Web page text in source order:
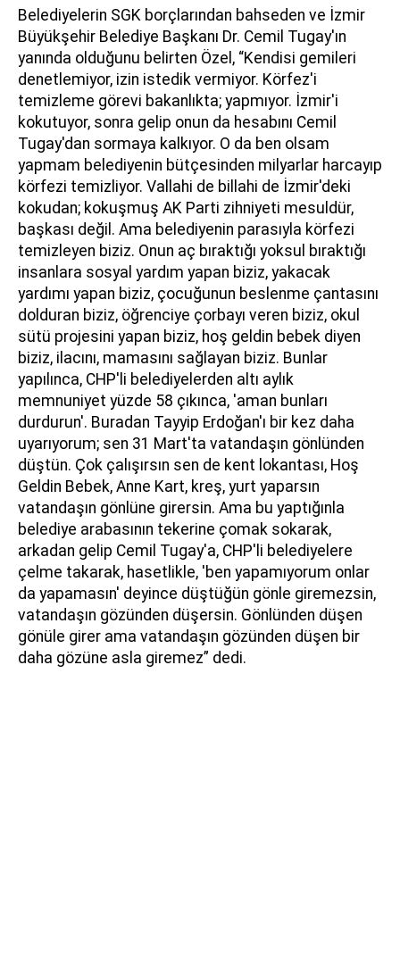
Belediyelerin SGK borçlarından bahseden ve İzmir
Büyükşehir Belediye Başkanı Dr. Cemil Tugay'ın
yanında olduğunu belirten Özel, “Kendisi gemileri
denetlemiyor, izin istedik vermiyor. Körfez'i
temizleme görevi bakanlıkta; yapmıyor. İzmir'i
kokutuyor, sonra gelip onun da hesabını Cemil
Tugay'dan sormaya kalkıyor. O da ben olsam
yapmam belediyenin bütçesinden milyarlar harcayıp
körfezi temizliyor. Vallahi de billahi de İzmir'deki
kokudan; kokuşmuş AK Parti zihniyeti mesuldür,
başkası değil. Ama belediyenin parasıyla körfezi
temizleyen biziz. Onun aç bıraktığı yoksul bıraktığı
insanlara sosyal yardım yapan biziz, yakacak
yardımı yapan biziz, çocuğunun beslenme çantasını
dolduran biziz, öğrenciye çorbayı veren biziz, okul
sütü projesini yapan biziz, hoş geldin bebek diyen
biziz, ilacını, mamasını sağlayan biziz. Bunlar
yapılınca, CHP'li belediyelerden altı aylık
memnuniyet yüzde 58 çıkınca, 'aman bunları
durdurun'. Buradan Tayyip Erdoğan'ı bir kez daha
uyarıyorum; sen 31 Mart'ta vatandaşın gönlünden
düştün. Çok çalışırsın sen de kent lokantası, Hoş
Geldin Bebek, Anne Kart, kreş, yurt yaparsın
vatandaşın gönlüne girersin. Ama bu yaptığınla
belediye arabasının tekerine çomak sokarak,
arkadan gelip Cemil Tugay'a, CHP'li belediyelere
çelme takarak, hasetlikle, 'ben yapamıyorum onlar
da yapamasın' deyince düştüğün gönle giremezsin,
vatandaşın gözünden düşersin. Gönlünden düşen
gönüle girer ama vatandaşın gözünden düşen bir
daha gözüne asla giremez” dedi.